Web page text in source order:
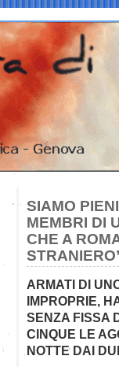
SIAMO
MEMBRI DI
CHE A
ARMATI DI
IMPROPRIE,
SENZA FISSA
CINQUE LE
NOTTE DAI